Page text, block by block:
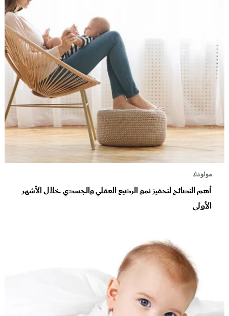
مولودك
أهم النصائح لتحفيز نمو الرضيع العقلي والجسدي خلال الأشهر
الأولى